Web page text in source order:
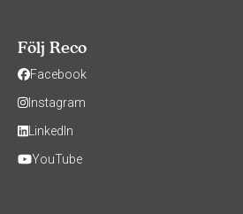
Följ Reco
Facebook
Instagram
LinkedIn
YouTube